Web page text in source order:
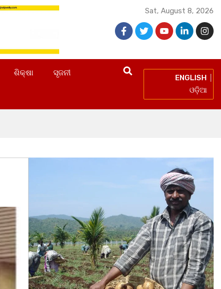
Sat, August 8, 2026
ଶିକ୍ଷା ସୃଜନୀ
ENGLISH
ଓଡ଼ିଆ